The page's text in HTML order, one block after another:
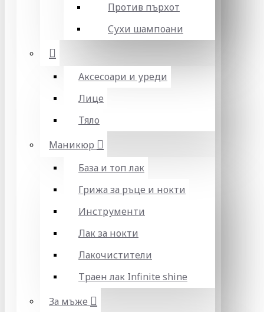
Против пърхот
Сухи шампоани
Аксесоари и уреди
Лице
Тяло
Маникюр
База и топ лак
Грижа за ръце и нокти
Инструменти
Лак за нокти
Лакочистители
Траен лак Infinite shine
За мъже